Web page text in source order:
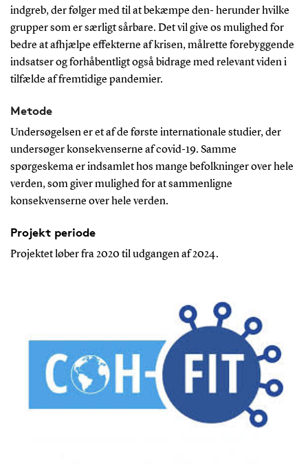
indgreb, der følger med til at bekæmpe den- herunder hvilke
grupper som er særligt sårbare. Det vil give os mulighed for
bedre at afhjælpe effekterne af krisen, målrette forebyggende
indsatser og forhåbentligt også bidrage med relevant viden i
tilfælde af fremtidige pandemier.
Metode
Undersøgelsen er et af de første internationale studier, der
undersøger konsekvenserne af covid-19. Samme
spørgeskema er indsamlet hos mange befolkninger over hele
verden, som giver mulighed for at sammenligne
konsekvenserne over hele verden.
Projekt periode
Projektet løber fra 2020 til udgangen af 2024.